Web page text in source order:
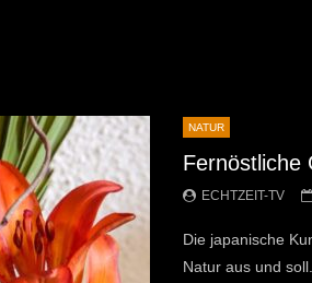
NATUR
Fernöstliche
ECHTZEIT-TV
Die japanische
Natur aus und soll...